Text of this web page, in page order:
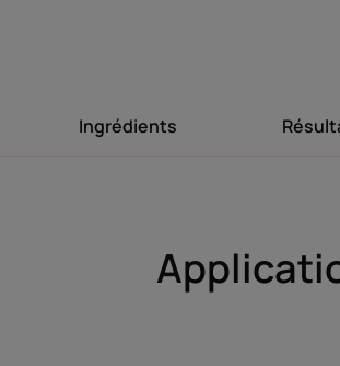
Avantages
Bénéfices
Ingrédients